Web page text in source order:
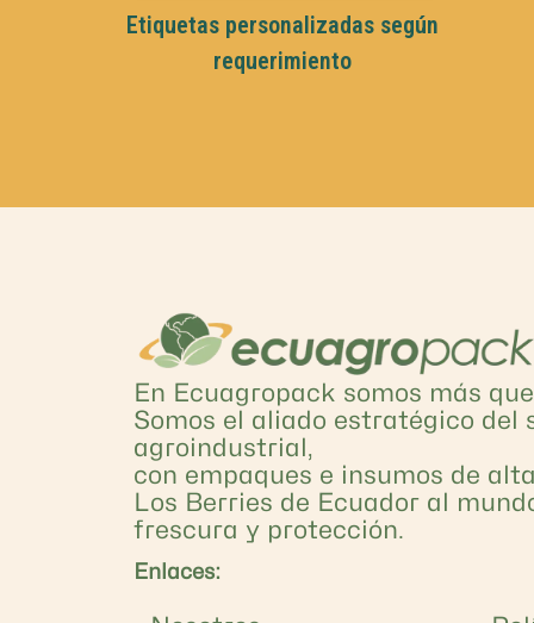
Etiquetas personalizadas según
requerimiento
En Ecuagropack somos más
Somos el aliado estratégico del
agroindustrial,
con empaques e insumos de
Los Berries de Ecuador al
frescura y protección.
Enlaces: